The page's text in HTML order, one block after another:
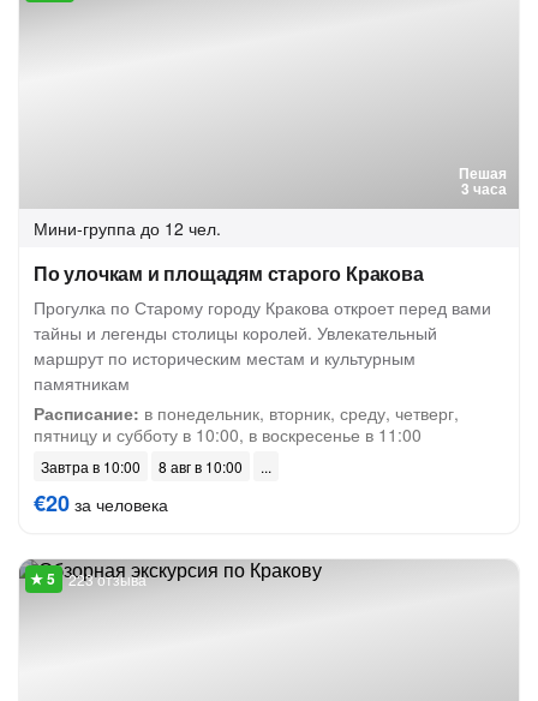
Пешая
3 часа
Мини-группа до 12 чел.
По улочкам и площадям старого Кракова
Прогулка по Старому городу Кракова откроет перед вами
тайны и легенды столицы королей. Увлекательный
маршрут по историческим местам и культурным
памятникам
Расписание: в понедельник, вторник, среду, четверг,
пятницу и субботу в 10:00, в воскресенье в 11:00
Завтра в 10:00 8 авг в 10:00
€20 за человека
223 отзыва